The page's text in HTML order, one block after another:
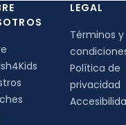
LEGAL
Términos y
Política de
privacidad